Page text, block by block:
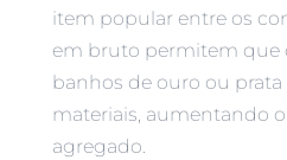
item popular entre os
em bruto permitem que
banhos de ouro ou
materiais, aumentando
agregado.